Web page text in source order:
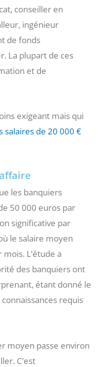
conseiller en
ingénieur
de fonds
La plupart de ces
et de
exigeant mais qui
salaires de 20 000 €
les banquiers
50 000 euros par
significative par
le salaire moyen
L’étude a
des banquiers ont
étant donné le
requis
moyen passe environ
C’est